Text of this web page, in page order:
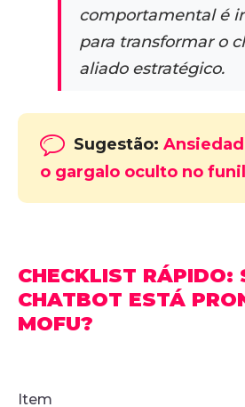
comportamental é
para transformar o
aliado estratégico.
Sugestão:
o gargalo oculto no
CHECKLIST RÁPIDO:
CHATBOT ESTÁ
MOFU?
Item